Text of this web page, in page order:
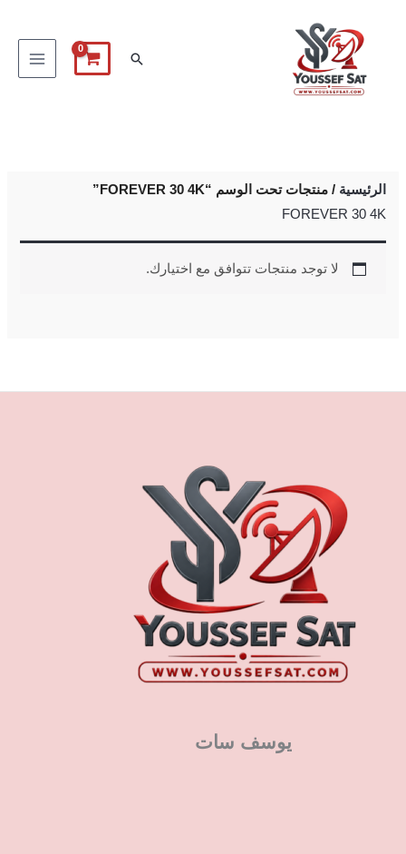
البحث
الرئيسية / منتجات تحت الوسم “FOREVER 30 4K”
FOREVER 30 4K
لا توجد منتجات تتوافق مع اختيارك.
يوسف سات